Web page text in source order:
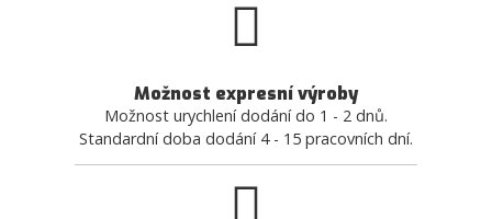
Možnost expresní výroby
Možnost urychlení dodání do 1 - 2 dnů.
Standardní doba dodání 4 - 15 pracovních dní.